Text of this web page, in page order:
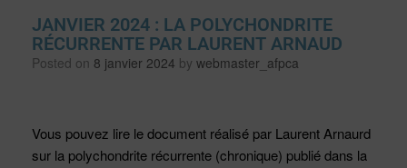
JANVIER 2024 : LA POLYCHONDRITE
RÉCURRENTE PAR LAURENT ARNAUD
Posted on 8 janvier 2024 by webmaster_afpca
Vous pouvez lire le document réalisé par Laurent Arnaurd
sur la polychondrite récurrente (chronique) publié dans la